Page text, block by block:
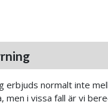
erbjuds normalt inte
men i vissa fall är vi